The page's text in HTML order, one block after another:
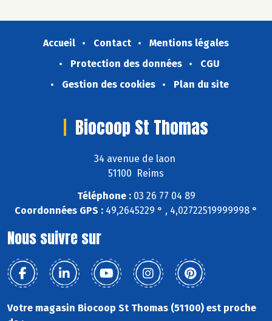
Accueil Contact
Mentions légales
Protection des données
CGU
Gestion des cookies
Plan du site
Biocoop St Thomas
34 avenue de laon
51100 Reims
Téléphone :03 26 77 04 89
Coordonnées GPS : 49,2645229 ° , 4,02722519999998 °
Nous suivre sur
Votre magasin Biocoop St Thomas (51100) est proche